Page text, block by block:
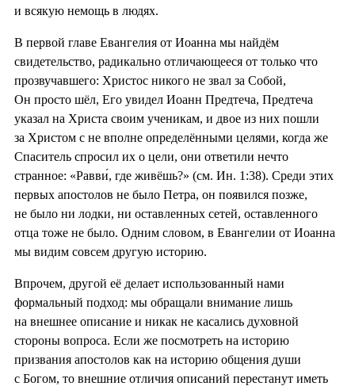
и всякую немощь в людях.
В первой главе Евангелия от Иоанна мы найдём
свидетельство, радикально отличающееся от только что
прозвучавшего: Христос никого не звал за Собой,
Он просто шёл, Его увидел Иоанн Предтеча, Предтеча
указал на Христа своим ученикам, и двое из них пошли
за Христом с не вполне определёнными целями, когда же
Спаситель спросил их о цели, они ответили нечто
странное: «Равви́, где живёшь?» (см. Ин. 1:38). Среди этих
первых апостолов не было Петра, он появился позже,
не было ни лодки, ни оставленных сетей, оставленного
отца тоже не было. Одним словом, в Евангелии от Иоанна
мы видим совсем другую историю.
Впрочем, другой её делает использованный нами
формальный подход: мы обращали внимание лишь
на внешнее описание и никак не касались духовной
стороны вопроса. Если же посмотреть на историю
призвания апостолов как на историю общения души
с Богом, то внешние отличия описаний перестанут иметь